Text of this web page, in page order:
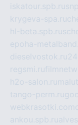
iskatour.spb.ru
krygeva-spa.ru
hl-beta.spb.ru
epoha-
dieselvostok.ru
regsmi.ru
h2o-salon.ru
tango-perm.ru
webkrasotki.com
ankou.spb.ru